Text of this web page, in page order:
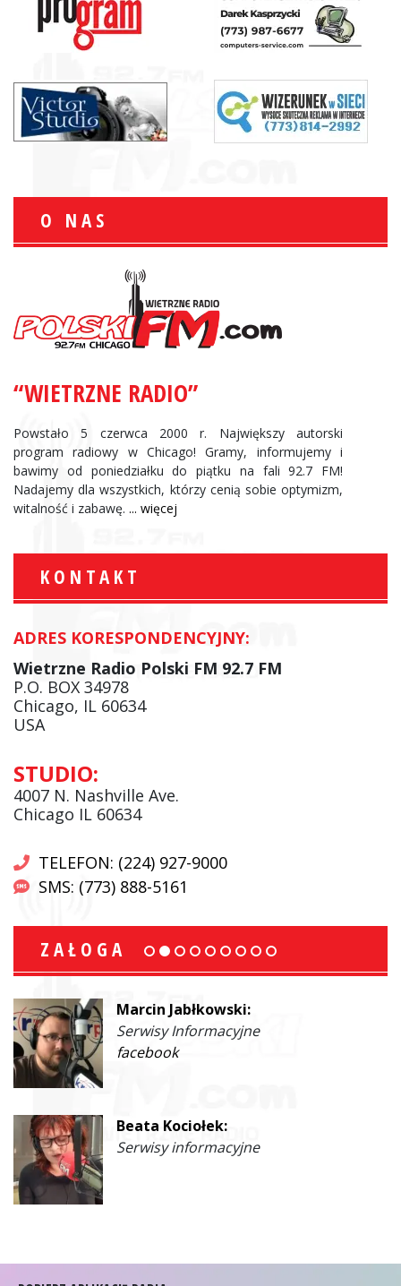
O NAS
“WIETRZNE RADIO”
Powstało 5 czerwca 2000 r. Największy autorski
program radiowy w Chicago! Gramy, informujemy i
bawimy od poniedziałku do piątku na fali 92.7 FM!
Nadajemy dla wszystkich, którzy cenią sobie optymizm,
witalność i zabawę. ... więcej
KONTAKT
ADRES KORESPONDENCYJNY:
Wietrzne Radio Polski FM 92.7 FM
P.O. BOX 34978
Chicago, IL 60634
USA
STUDIO:
4007 N. Nashville Ave.
Chicago IL 60634
TELEFON: (224) 927-9000
SMS: (773) 888-5161
ZAŁOGA
Marcin Jabłkowski:
Serwisy Informacyjne
facebook
Beata Kociołek:
Serwisy informacyjne